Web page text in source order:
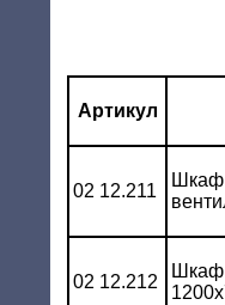
Артикул
02 12.211
Шкаф
02 12.212
Шкаф